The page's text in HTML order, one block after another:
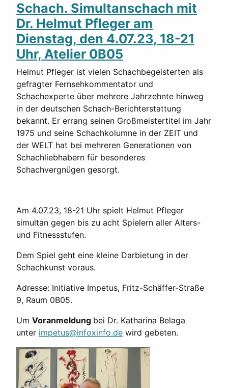
Schach. Simultanschach mit
Dr. Helmut Pfleger am
Dienstag, den 4.07.23, 18-21
Uhr, Atelier 0B05
Helmut Pfleger ist vielen Schachbegeisterten als
gefragter Fernsehkommentator und
Schachexperte über mehrere Jahrzehnte hinweg
in der deutschen Schach-Berichterstattung
bekannt. Er errang seinen Großmeistertitel im Jahr
1975 und seine Schachkolumne in der ZEIT und
der WELT hat bei mehreren Generationen von
Schachliebhabern für besonderes
Schachvergnügen gesorgt.
Am 4.07.23, 18-21 Uhr spielt Helmut Pfleger
simultan gegen bis zu acht Spielern aller Alters-
und Fitnessstufen.
Dem Spiel geht eine kleine Darbietung in der
Schachkunst voraus.
Adresse: Initiative Impetus, Fritz-Schäffer-Straße
9, Raum 0B05.
Um Voranmeldung bei Dr. Katharina Belaga
unter impetus@infoxinfo.de wird gebeten.